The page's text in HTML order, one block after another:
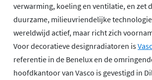
verwarming, koeling en ventilatie, en zet
duurzame, milieuvriendelijke
wereldwijd actief, maar richt zich
Voor decoratieve designradiatoren is
referentie in de Benelux en de
hoofdkantoor van Vasco is gevestigd in